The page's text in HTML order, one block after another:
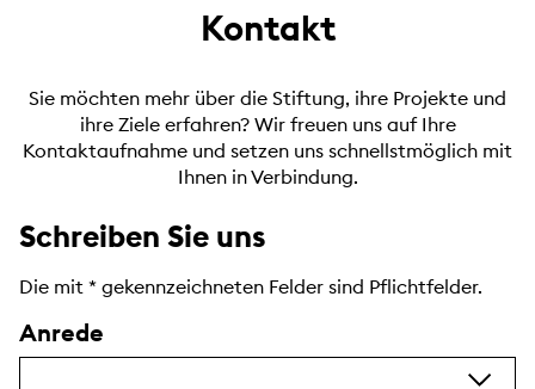
Kontakt
Sie möchten mehr über die Stiftung, ihre Projekte und
ihre Ziele erfahren? Wir freuen uns auf Ihre
Kontaktaufnahme und setzen uns schnellstmöglich mit
Ihnen in Verbindung.
Schreiben Sie uns
Die mit * gekennzeichneten Felder sind Pflichtfelder.
Anrede